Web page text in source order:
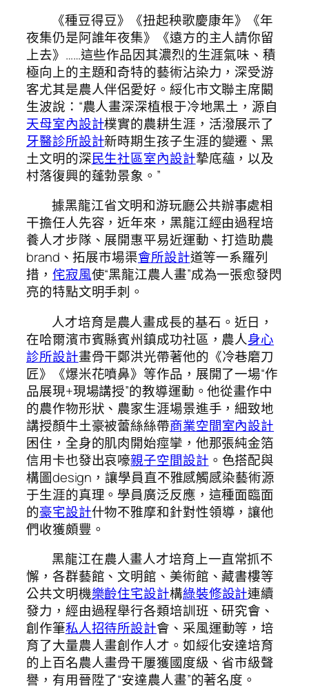
《種豆得豆》《扭起秧歌慶康年》《年
夜集仍是阿誰年夜集》《遠方的主人請你留
上去》……這些作品因其濃烈的生涯氣味、積
極向上的主題和奇特的藝術沾染力，深受游
客尤其是農人伴侶愛好。綏化市文聯主席闞
生波說：“農人畫深深植根于冷地黑土，源自
天母室內設計樸實的農耕生涯，活潑展示了
牙醫診所設計新時期生孩子生涯的變遷、黑
土文明的深民生社區室內設計摯底蘊，以及
村落復興的蓬勃景象。”
據黑龍江省文明和游玩廳公共辦事處相
干擔任人先容，近年來，黑龍江經由過程培
養人才步隊、展開惠平易近運動、打造助農
brand、拓展市場渠會所設計道等一系羅列
措， 侘寂風使“黑龍江農人畫”成為一張愈發閃
亮的特點文明手刺。
人才培育是農人畫成長的基石。近日，
在哈爾濱市賓縣賓州鎮成功社區，農人身心
診所設計畫骨干鄭洪光帶著他的《冷巷磨刀
匠》《爆米花噴鼻》等作品，展開了一場“作
品展現+現場講授”的教導運動。他從畫作中
的農作物形狀、農家生涯場景進手，細致地
講授顏牛土豪被蕾絲絲帶商業空間室內設計
困住，全身的肌肉開始痙攣，他那張純金箔
信用卡也發出哀嚎親子空間設計 。色搭配與
構圖design，讓學員直不雅感觸感染藝術源
于生涯的真理。學員廣泛反應，這種面臨面
的豪宅設計什物不雅摩和針對性領導，讓他
們收獲頗豐。
黑龍江在農人畫人才培育上一直常抓不
懈，各群藝館、文明館、美術館、藏書樓等
公共文明機樂齡住宅設計構綠裝修設計連續
發力，經由過程舉行各類培訓班、研究會、
創作筆私人招待所設計會、采風運動等，培
育了大量農人畫創作人才。如綏化安達培育
的上百名農人畫骨干屢獲國度級、省市級聲
譽，有用晉陞了“安達農人畫”的著名度。